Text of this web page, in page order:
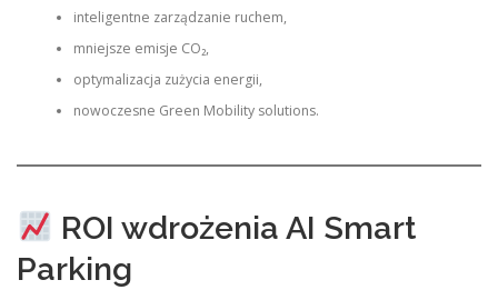
inteligentne zarządzanie ruchem,
mniejsze emisje CO₂,
optymalizacja zużycia energii,
nowoczesne Green Mobility solutions.
ROI wdrożenia AI Smart
Parking